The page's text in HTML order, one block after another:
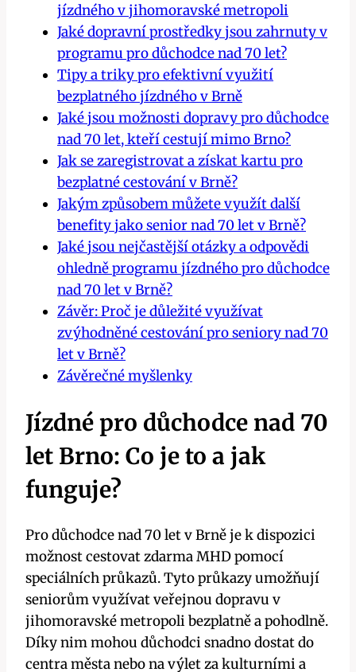
jízdného v jihomoravské metropoli
Jaké dopravní prostředky jsou zahrnuty v
programu pro důchodce nad 70 let?
Tipy a triky pro efektivní využití
bezplatného jízdného v Brně
Jaké jsou možnosti dopravy pro důchodce
nad 70 let, kteří cestují mimo Brno?
Jak se zaregistrovat a získat kartu pro
bezplatné cestování v Brně?
Jakým způsobem můžete využít další
benefity jako senior nad 70 let v Brně?
Jaké jsou nejčastější otázky a odpovědi
ohledně programu jízdného pro důchodce
nad 70 let v Brně?
Závěr: Proč je důležité využívat
zvýhodněné cestování pro seniory nad 70
let v Brně?
Závěrečné myšlenky
Jízdné pro důchodce nad 70
let Brno: Co je to a jak
funguje?
Pro důchodce nad 70 let v Brně je k dispozici
možnost cestovat zdarma MHD pomocí
speciálních průkazů. Tyto průkazy umožňují
seniorům využívat veřejnou dopravu v
jihomoravské metropoli bezplatně a pohodlně.
Díky nim mohou důchodci snadno dostat do
centra města nebo na výlet za kulturními a